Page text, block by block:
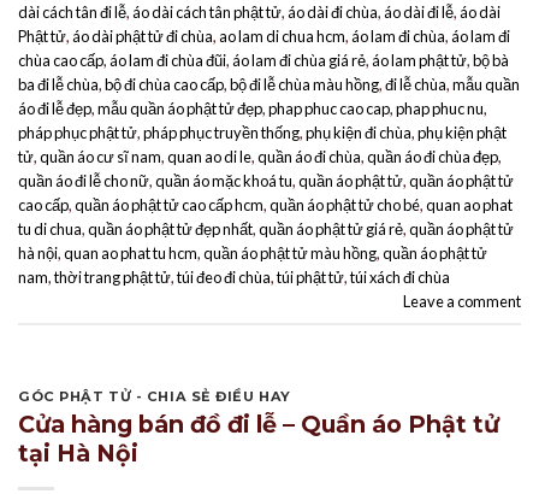
dài cách tân đi lễ,áo dài cách tân phật tử,áo dài đi chùa,áo dài đi lễ,áo dài
Phật tử,áo dài phật tử đi chùa,ao lam di chua hcm,áo lam đi chùa,áo lam đi
chùa cao cấp,áo lam đi chùa đũi,áo lam đi chùa giá rẻ,áo lam phật tử,bộ bà
ba đi lễ chùa,bộ đi chùa cao cấp,bộ đi lễ chùa màu hồng,đi lễ chùa,mẫu quần
áo đi lễ đẹp,mẫu quần áo phật tử đẹp,phap phuc cao cap,phap phuc nu,
pháp phục phật tử,pháp phục truyền thống,phụ kiện đi chùa,phụ kiện phật
tử,quần áo cư sĩ nam,quan ao di le,quần áo đi chùa,quần áo đi chùa đẹp,
quần áo đi lễ cho nữ,quần áo mặc khoá tu,quần áo phật tử,quần áo phật tử
cao cấp,quần áo phật tử cao cấp hcm,quần áo phật tử cho bé,quan ao phat
tu di chua,quần áo phật tử đẹp nhất,quần áo phật tử giá rẻ,quần áo phật tử
hà nội,quan ao phat tu hcm,quần áo phật tử màu hồng,quần áo phật tử
nam,thời trang phật tử,túi đeo đi chùa,túi phật tử,túi xách đi chùa
Leave a comment
GÓC PHẬT TỬ - CHIA SẺ ĐIỀU HAY
Cửa hàng bán đồ đi lễ – Quần áo Phật tử
tại Hà Nội